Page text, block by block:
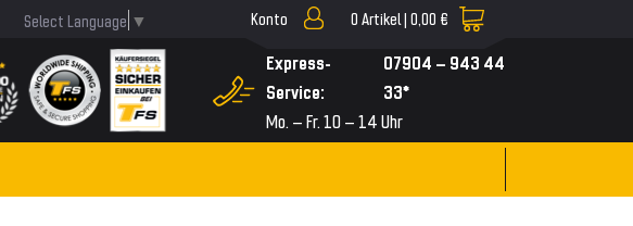
Select Language ▼ Konto 0 Artikel | 0,00 €
Express-
Service:
07904 – 943 44
33*
Mo. – Fr. 10 – 14 Uhr